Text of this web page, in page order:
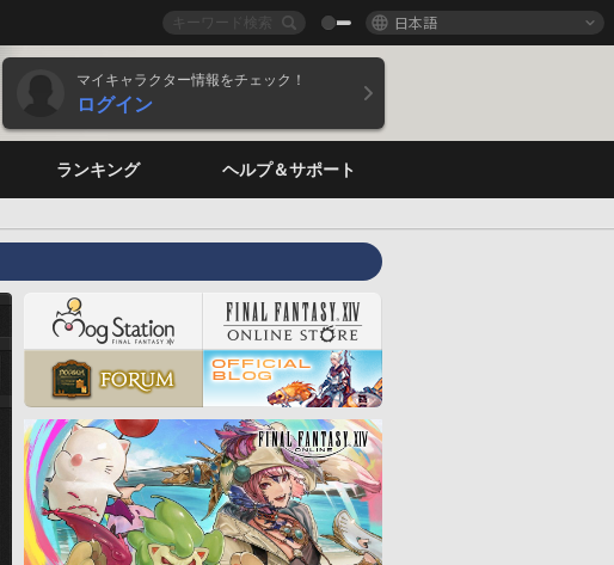
日本語
マイキャラクター情報をチェック！
ログイン
ランキング ヘルプ＆サポート